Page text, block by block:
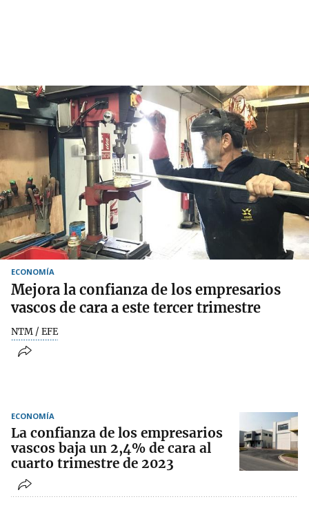
ECONOMÍA
Mejora la confianza de los empresarios
vascos de cara a este tercer trimestre
NTM / EFE
ECONOMÍA
La confianza de los empresarios
vascos baja un 2,4% de cara al
cuarto trimestre de 2023